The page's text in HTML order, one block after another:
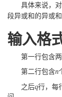
具体来说，对
段异或和的异或和
输入格
第一行包含
第二行包含n
之后q行，每